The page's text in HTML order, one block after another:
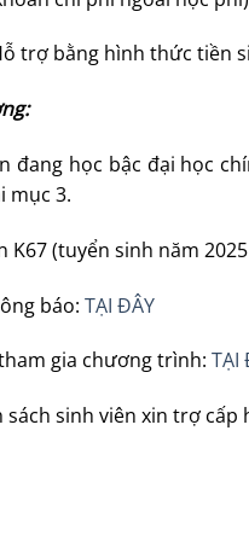
trợ bằng hình thức tiền
:
đang học bậc đại học
mục 3.
K67 (tuyển sinh năm
báo: TẠI ĐÂY
gia chương trình: TẠI
sách sinh viên xin trợ